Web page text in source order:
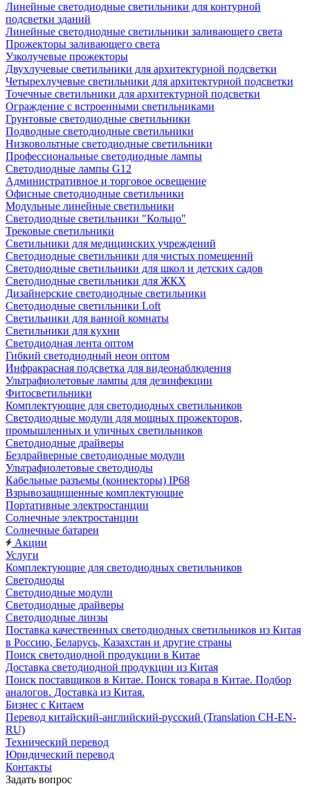
Линейные светодиодные светильники для контурной
подсветки зданий
Линейные светодиодные светильники заливающего света
Прожекторы заливающего света
Узколучевые прожекторы
Двухлучевые светильники для архитектурной подсветки
Четырехлучевые светильники для архитектурной подсветки
Точечные светильники для архитектурной подсветки
Ограждение с встроенными светильниками
Грунтовые светодиодные светильники
Подводные светодиодные светильники
Низковольтные светодиодные светильники
Профессиональные светодиодные лампы
Светодиодные лампы G12
Административное и торговое освещение
Офисные светодиодные светильники
Модульные линейные светильники
Светодиодные светильники "Кольцо"
Трековые светильники
Светильники для медицинских учреждений
Светодиодные светильники для чистых помещений
Светодиодные светильники для школ и детских садов
Светодиодные светильники для ЖКХ
Дизайнерские светодиодные светильники
Светодиодные светильники Loft
Светильники для ванной комнаты
Светильники для кухни
Светодиодная лента оптом
Гибкий светодиодный неон оптом
Инфракрасная подсветка для видеонаблюдения
Ультрафиолетовые лампы для дезинфекции
Фитосветильники
Комплектующие для светодиодных светильников
Светодиодные модули для мощных прожекторов,
промышленных и уличных светильников
Светодиодные драйверы
Бездрайверные светодиодные модули
Ультрафиолетовые светодиоды
Кабельные разъемы (коннекторы) IP68
Взрывозащищенные комплектующие
Портативные электростанции
Солнечные электростанции
Солнечные батареи
Акции
Услуги
Комплектующие для светодиодных светильников
Светодиоды
Светодиодные модули
Cветодиодные драйверы
Светодиодные линзы
Поставка качественных светодиодных светильников из Китая
в Россию, Беларусь, Казахстан и другие страны
Поиск светодиодной продукции в Китае
Доставка светодиодной продукции из Китая
Поиск поставщиков в Китае. Поиск товара в Китае. Подбор
аналогов. Доставка из Китая.
Бизнес с Китаем
Перевод китайский-английский-русский (Translation CH-EN-
RU)
Технический перевод
Юридический перевод
Контакты
Задать вопрос